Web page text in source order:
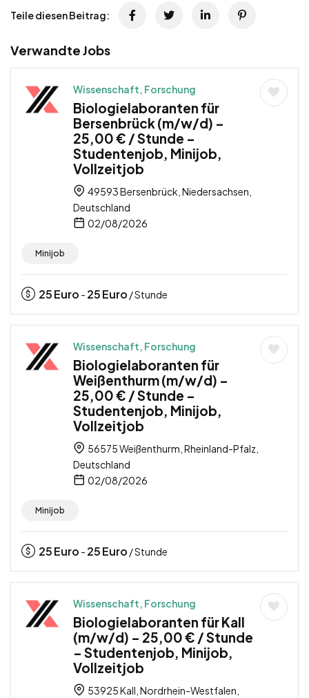
Teile diesen Beitrag:
Verwandte Jobs
Wissenschaft, Forschung
Biologielaboranten für
Bersenbrück (m/w/d) –
25,00 € / Stunde –
Studentenjob, Minijob,
Vollzeitjob
49593 Bersenbrück, Niedersachsen,
Deutschland
02/08/2026
Minijob
25Euro - 25Euro / Stunde
Wissenschaft, Forschung
Biologielaboranten für
Weißenthurm (m/w/d) –
25,00 € / Stunde –
Studentenjob, Minijob,
Vollzeitjob
56575 Weißenthurm, Rheinland-Pfalz,
Deutschland
02/08/2026
Minijob
25Euro - 25Euro / Stunde
Wissenschaft, Forschung
Biologielaboranten für Kall
(m/w/d) – 25,00 € / Stunde
– Studentenjob, Minijob,
Vollzeitjob
53925 Kall, Nordrhein-Westfalen,